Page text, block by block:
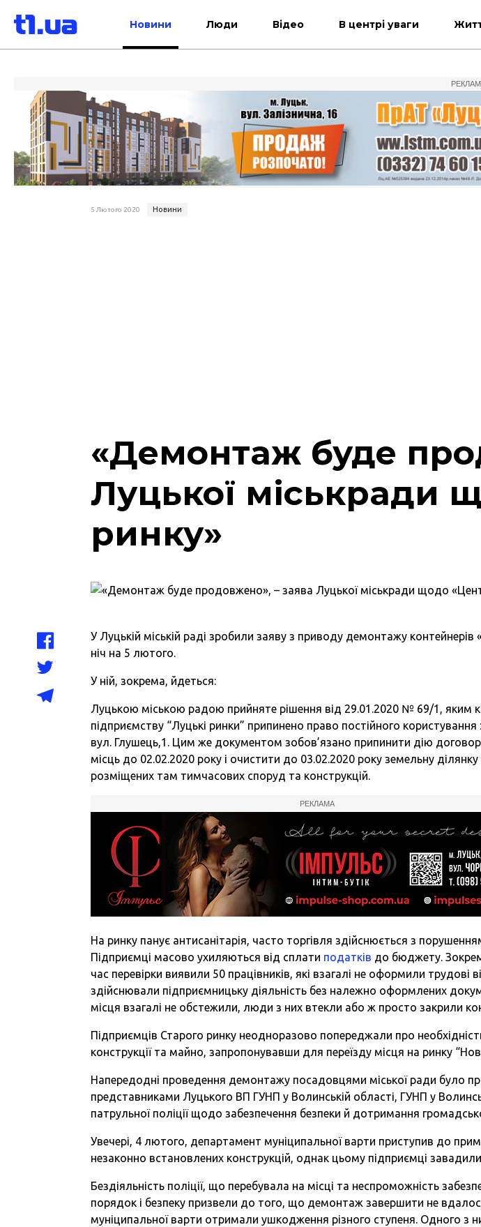
Новини Люди Відео В центрі уваги
5 Лютого 2020 Новини
«Демонтаж буде
Луцької міськради
ринку»
У Луцькій міській раді зробили заяву з приводу демонтажу контейнерів
ніч на 5 лютого.
У ній, зокрема, йдеться:
Луцькою міською радою прийняте рішення від 29.01.2020 № 69/1, яким
підприємству “Луцькі ринки” припинено право постійного
вул. Глушець,1. Цим же документом зобов’язано припинити дію
місць до 02.02.2020 року і очистити до 03.02.2020 року земельну
розміщених там тимчасових споруд та конструкцій.
РЕКЛАМА
На ринку панує антисанітарія, часто торгівля здійснюється з
Підприємці масово ухиляються від сплати податків до бюджету.
час перевірки виявили 50 працівників, які взагалі не оформили трудові
здійснювали підприємницьку діяльність без належно оформлених
місця взагалі не обстежили, люди з них втекли або ж просто закрили
Підприємців Старого ринку неодноразово попереджали про
конструкції та майно, запропонувавши для переїзду місця на ринку
Напередодні проведення демонтажу посадовцями міської ради було
представниками Луцького ВП ГУНП у Волинській області, ГУНП у
патрульної поліції щодо забезпечення безпеки й дотримання
Увечері, 4 лютого, департамент муніципальної варти приступив до
незаконно встановлених конструкцій, однак цьому підприємці
Бездіяльність поліції, що перебувала на місці та неспроможність
порядок і безпеку призвели до того, що демонтаж завершити не
муніципальної варти отримали ушкодження різного ступеня. Одного з